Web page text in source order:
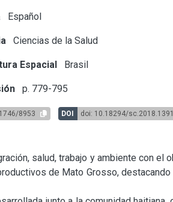
Español
Ciencias de la Salud
Espacial Brasil
p. 779-795
8953 DOI doi: 10.18294/sc.2018.1391
salud, trabajo y ambiente con el
de Mato Grosso, destacando